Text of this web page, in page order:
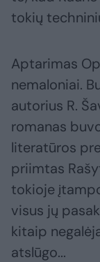
tokių
Aptarimas
nemaloniai.
autorius R.
romanas
literatūros
priimtas
tokioje
visus jų
kitaip
atslūgo...